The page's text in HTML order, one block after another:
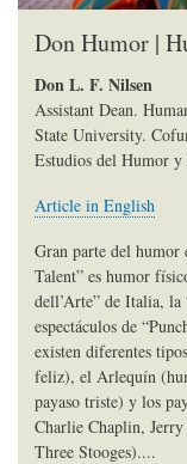
Don Humor |
Don L. F. Nilsen
Assistant Dean.
State University.
Estudios del Humor
Article in English
Gran parte del humor
Talent” es humor
dell’Arte” de Italia, la
espectáculos de
existen diferentes
feliz), el Arlequín
payaso triste) y los
Charlie Chaplin,
Three Stooges)....